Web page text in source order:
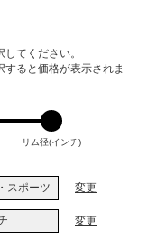
てください。
ると価格が表示されま
リム径(インチ)
スポーツ 変更
変更